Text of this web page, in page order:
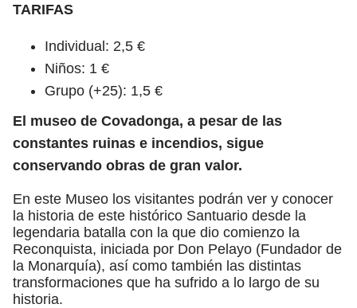
TARIFAS
Individual: 2,5 €
Niños: 1 €
Grupo (+25): 1,5 €
El museo de Covadonga, a pesar de las
constantes ruinas e incendios, sigue
conservando obras de gran valor.
En este Museo los visitantes podrán ver y conocer
la historia de este histórico Santuario desde la
legendaria batalla con la que dio comienzo la
Reconquista, iniciada por Don Pelayo (Fundador de
la Monarquía), así como también las distintas
transformaciones que ha sufrido a lo largo de su
historia.